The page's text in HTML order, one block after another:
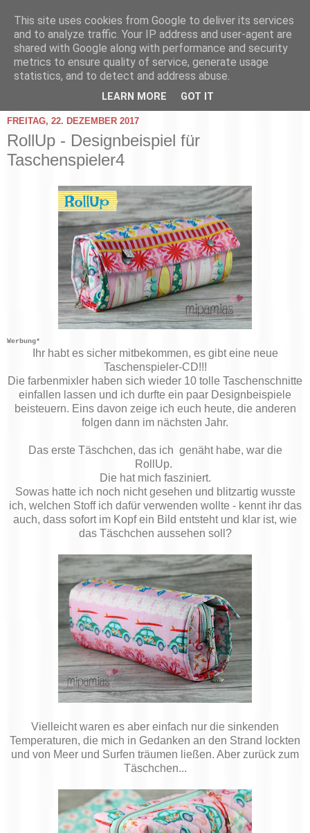
FREITAG, 22. DEZEMBER 2017
RollUp - Designbeispiel für
Taschenspieler4
Werbung*
Ihr habt es sicher mitbekommen, es gibt eine neue
Taschenspieler-CD!!!
Die farbenmixler haben sich wieder 10 tolle Taschenschnitte
einfallen lassen und ich durfte ein paar Designbeispiele
beisteuern. Eins davon zeige ich euch heute, die anderen
folgen dann im nächsten Jahr.
Das erste Täschchen, das ich genäht habe, war die
RollUp.
Die hat mich fasziniert.
Sowas hatte ich noch nicht gesehen und blitzartig wusste
ich, welchen Stoff ich dafür verwenden wollte - kennt ihr das
auch, dass sofort im Kopf ein Bild entsteht und klar ist, wie
das Täschchen aussehen soll?
Vielleicht waren es aber einfach nur die sinkenden
Temperaturen, die mich in Gedanken an den Strand lockten
und von Meer und Surfen träumen ließen. Aber zurück zum
Täschchen...
This site uses cookies from Google to deliver its services
and to analyze traffic. Your IP address and user-agent are
shared with Google along with performance and security
metrics to ensure quality of service, generate usage
statistics, and to detect and address abuse.
LEARN MORE GOT IT